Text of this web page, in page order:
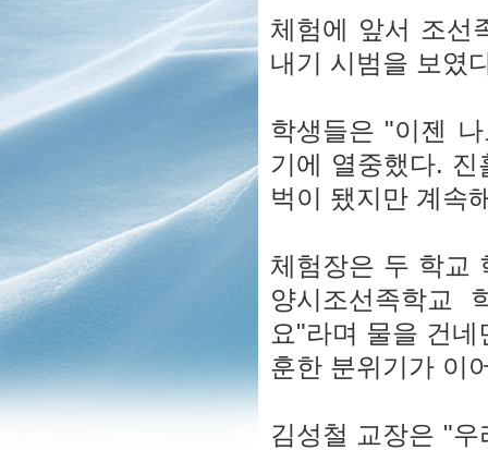
체험에 앞서 조선
내기 시범을 보였
학생들은 "이젠
기에 열중했다.
벅이 됐지만 계속
체험장은 두 학교
양시조선족학교
요"라며 물을 건
훈한 분위기가 이
김성철 교장은 "